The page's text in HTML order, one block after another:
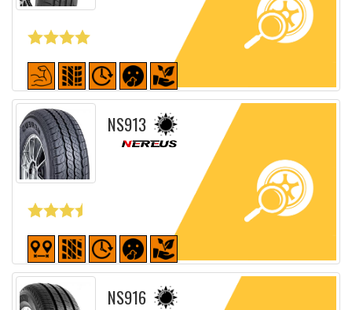
Fiche détaillée
NS913
Fiche détaillée
NS916